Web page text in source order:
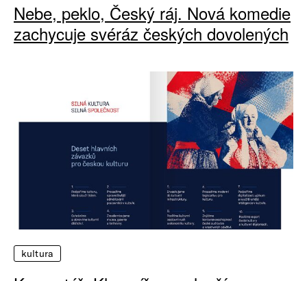
Nebe, peklo, Český ráj. Nová komedie
zachycuje svéráz českých dovolených
kultura